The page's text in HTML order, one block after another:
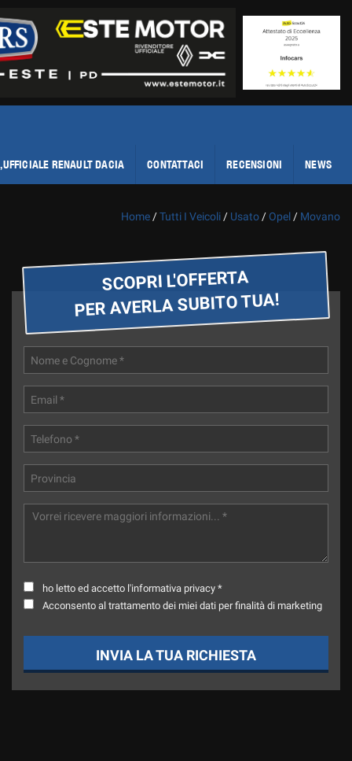
RENAULT DACIA CONTATTACI RECENSIONI NEWS
Home /Tutti I Veicoli / Usato / Opel / Movano
SCOPRI L'OFFERTA
PER AVERLA SUBITO TUA!
ho letto ed accetto l'informativa privacy *
Acconsento al trattamento dei miei dati per finalità di marketing
INVIA LA TUA RICHIESTA